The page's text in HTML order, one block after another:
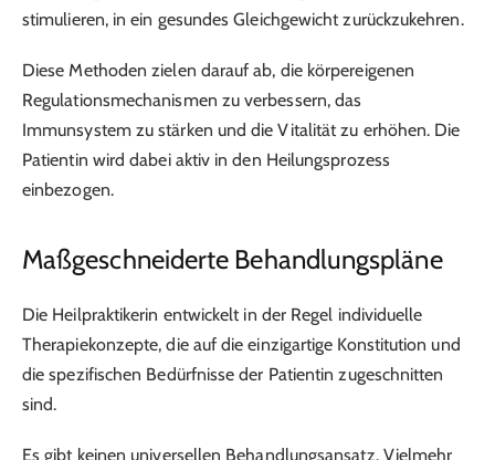
stimulieren, in ein gesundes Gleichgewicht zurückzukehren.
Diese Methoden zielen darauf ab, die körpereigenen
Regulationsmechanismen zu verbessern, das
Immunsystem zu stärken und die Vitalität zu erhöhen. Die
Patientin wird dabei aktiv in den Heilungsprozess
einbezogen.
Maßgeschneiderte Behandlungspläne
Die Heilpraktikerin entwickelt in der Regel individuelle
Therapiekonzepte, die auf die einzigartige Konstitution und
die spezifischen Bedürfnisse der Patientin zugeschnitten
sind.
Es gibt keinen universellen Behandlungsansatz. Vielmehr